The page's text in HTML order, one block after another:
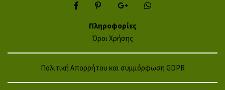
Πληροφορίες
Όροι Χρήσης
Πολιτική Απορρήτου και συμμόρφωση GDPR